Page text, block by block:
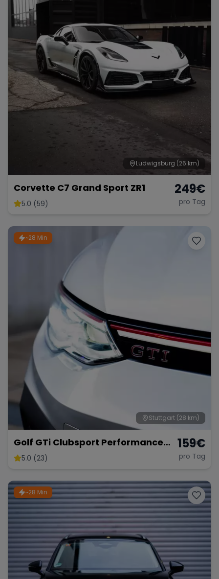
Ludwigsburg (26 km)
Corvette C7 Grand Sport ZR1
5.0 (59)
249€
pro Tag
~28 Min
Stuttgart (28 km)
Golf GTi Clubsport Performance
Paket
5.0 (23)
159€
pro Tag
~28 Min